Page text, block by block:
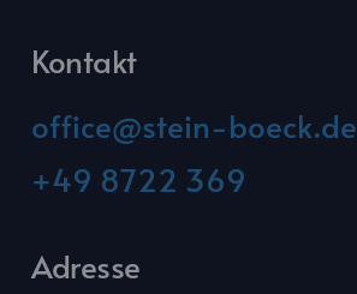
Kontakt
office@stein-boeck.de
+49 8722 369
Adresse